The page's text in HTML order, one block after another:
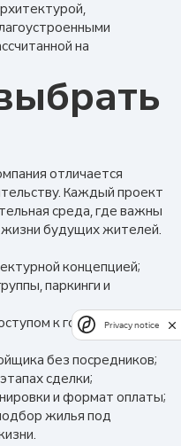
на
отличается
Каждый проект
среда, где важны
жизни будущих жителей.
концепцией;
паркинги и
к городской
без посредников;
сделки;
и формат оплаты;
жилья под
Privacy notice